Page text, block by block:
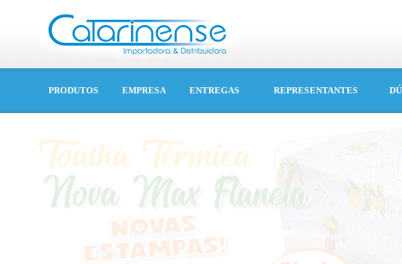
PRODUTOS EMPRESA ENTREGAS REPRESENTANTES